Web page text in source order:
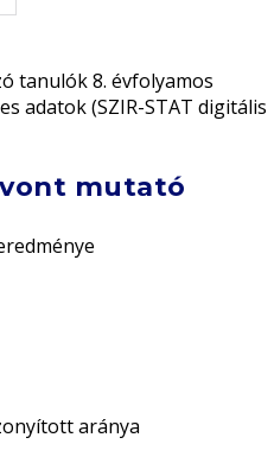
tanulók 8. évfolyamos
adatok (SZIR-STAT digitális
mutató
aránya